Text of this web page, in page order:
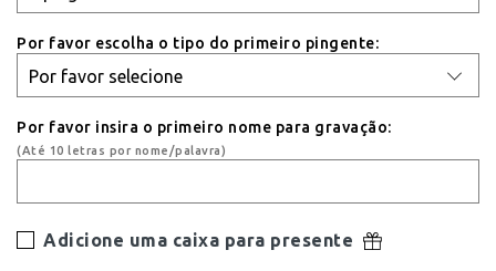
Por favor escolha o tipo do primeiro pingente:
Por favor insira o primeiro nome para gravação:
(Até 10 letras por nome/palavra)
Adicione uma caixa para presente